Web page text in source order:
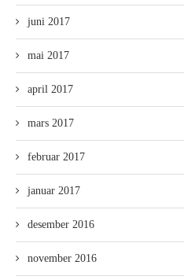
juni 2017
mai 2017
april 2017
mars 2017
februar 2017
januar 2017
desember 2016
november 2016